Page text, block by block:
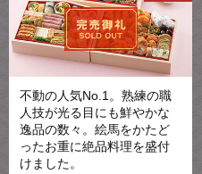
不動の人気No.1。熟練の職
人技が光る目にも鮮やかな
逸品の数々。絵馬をかたど
ったお重に絶品料理を盛付
けました。